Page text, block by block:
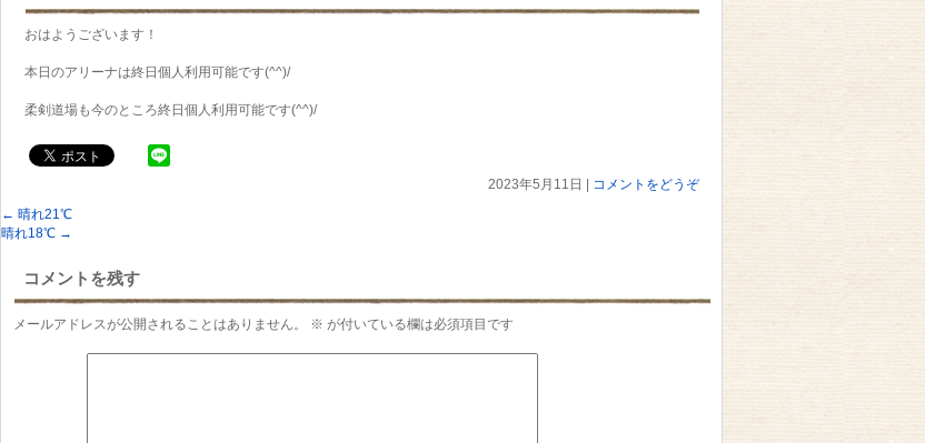
おはようございます！
本日のアリーナは終日個人利用可能です(^^)/
柔剣道場も今のところ終日個人利用可能です(^^)/
2023年5月11日
コメントをどうぞ
← 晴れ21℃
晴れ18℃ →
コメントを残す
メールアドレスが公開されることはありません。 ※ が付いている欄は必須項目です